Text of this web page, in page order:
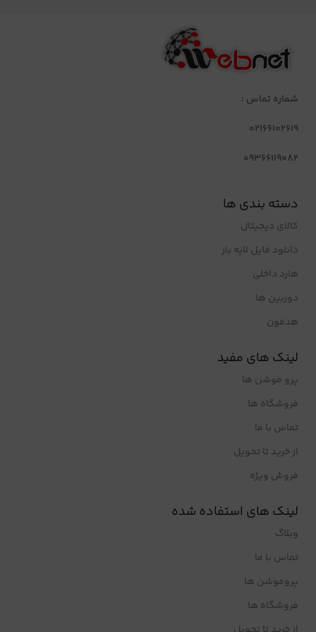
شماره تماس :
02166102619
09366119082
دسته بندی ها
کالای دیجیتال
دانلود فایل لایه باز
هارد داخلی
دوربین ها
هدفون
لینک های مفید
پرو موشن ها
فروشگاه ها
تماس با ما
از خرید تا تحویل
فروش ویژه
لینک های استفاده شده
وبلاگ
تماس با ما
پروموشن ها
فروشگاه ها